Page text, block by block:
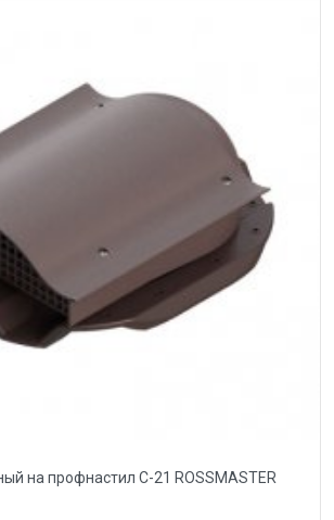
на профнастил С-21 ROSSMASTER